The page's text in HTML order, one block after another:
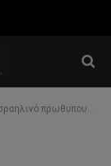
Νετανιάχου – Θέλουμε να κερδίσεις